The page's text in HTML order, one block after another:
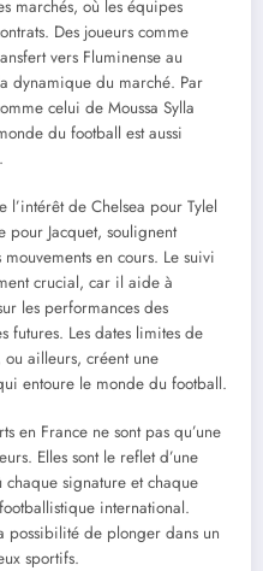
marchés, où les équipes
Des joueurs comme
vers Fluminense au
dynamique du marché. Par
celui de Moussa Sylla
du football est aussi
l’intérêt de Chelsea pour Tylel
pour Jacquet, soulignent
en cours. Le suivi
crucial, car il aide à
les performances des
futures. Les dates limites de
ailleurs, créent une
entoure le monde du football.
en France ne sont pas qu’une
Elles sont le reflet d’une
chaque signature et chaque
international.
possibilité de plonger dans un
sportifs.